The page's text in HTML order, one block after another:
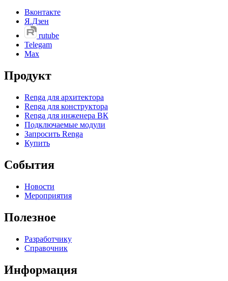
Вконтакте
Я.Дзен
rutube
Telegam
Max
Продукт
Renga для архитектора
Renga для конструктора
Renga для инженера ВК
Подключаемые модули
Запросить Renga
Купить
События
Новости
Мероприятия
Полезное
Разработчику
Справочник
Информация